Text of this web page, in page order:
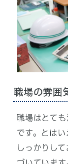
職場の雰囲
職場はとて
です。とは
しっかりし